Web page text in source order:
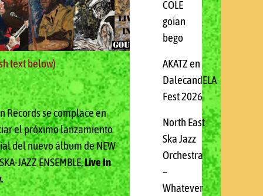
text below)
Records se complace en
el próximo lanzamiento
del nuevo álbum de NEW
JAZZ ENSEMBLE,Live In
COLE
goian
bego
AKATZ en
DalecandELA
Fest 2026
North East
Ska Jazz
Orchestra
–
Whatever